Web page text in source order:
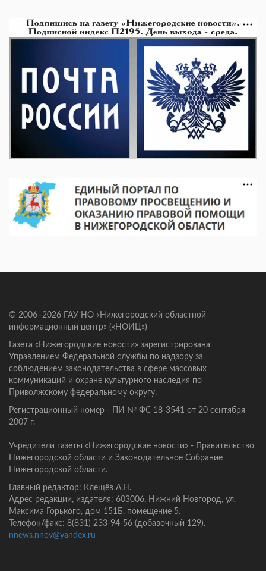
© 2006–2026 ГАУ НО «Нижегородский областной
информационный центр» («НОИЦ»)
Газета «Нижегородские новости» зарегистрирована
Управлением Федеральной службы по надзору за
соблюдением законодательства в сфере массовых
коммуникаций и охране культурного наследия по
Приволжскому федеральному округу.
Регистрационный номер - ПИ № ФС 18-3541 от 20 сентября
2007 г.
Учредители газеты «Нижегородские новости» - Правительство
Нижегородской области и Законодательное Собрание
Нижегородской области.
Главный редактор: Клещёв А.Н.
Адрес редакции, издателя: 603006, Нижний Новгород, ул.
Максима Горького, дом 151Б, помещение 5.
Телефон/факс: 8(831) 233-94-56 (добавочный 129).
nnews.nnov@yandex.ru